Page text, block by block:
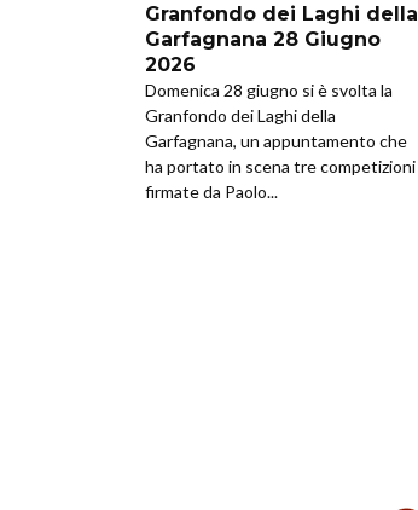
Granfondo dei Laghi della
Garfagnana 28 Giugno
2026
Domenica 28 giugno si è svolta la
Granfondo dei Laghi della
Garfagnana, un appuntamento che
ha portato in scena tre competizioni
firmate da Paolo...